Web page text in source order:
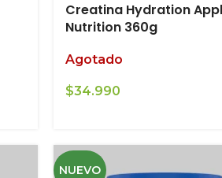
Creatina Hydration
Nutrition 360g
Agotado
$34.990
NUEVO